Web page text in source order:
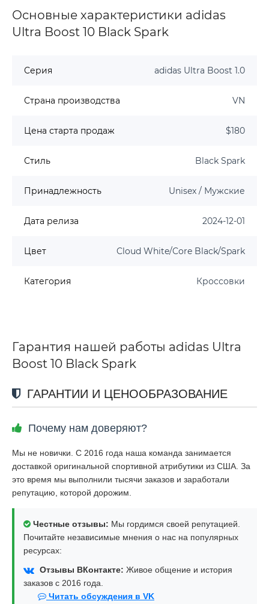
Основные характеристики adidas
Ultra Boost 10 Black Spark
Серия adidas Ultra Boost 1.0
Страна производства VN
Цена старта продаж $180
Стиль Black Spark
Принадлежность Unisex / Мужские
Дата релиза 2024-12-01
Цвет Cloud White/Core Black/Spark
Категория Кроссовки
Гарантия нашей работы adidas Ultra
Boost 10 Black Spark
ГАРАНТИИ И ЦЕНООБРАЗОВАНИЕ
Почему нам доверяют?
Мы не новички. С 2016 года наша команда занимается
доставкой оригинальной спортивной атрибутики из США. За
это время мы выполнили тысячи заказов и заработали
репутацию, которой дорожим.
Честные отзывы: Мы гордимся своей репутацией.
Почитайте независимые мнения о нас на популярных
ресурсах:
Отзывы ВКонтакте: Живое общение и история
заказов с 2016 года.
Читать обсуждения в VK